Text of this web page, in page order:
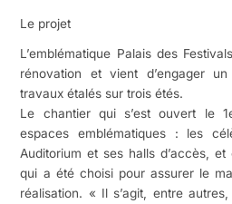
Le projet
L’emblématique Palais des
rénovation et vient d’engager
travaux étalés sur trois étés.
Le chantier qui s’est ouvert le
espaces emblématiques : les
Auditorium et ses halls d’accès, et
qui a été choisi pour assurer le
réalisation. « Il s’agit, entre